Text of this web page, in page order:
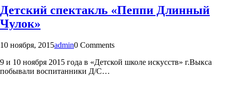
Детский спектакль «Пеппи Длинный
Чулок»
10 ноября, 2015admin0 Comments
9 и 10 ноября 2015 года в «Детской школе искусств» г.Выкса
побывали воспитанники Д/С…